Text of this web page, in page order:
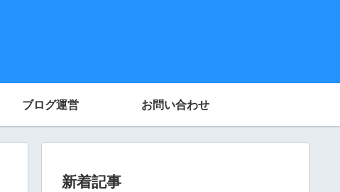
ブログ運営 お問い合わせ
新着記事